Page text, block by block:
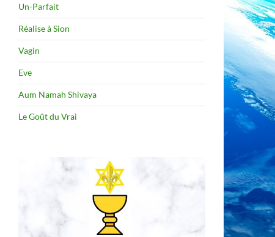
Un-Parfait
Réalise à Sion
Vagin
Eve
Aum Namah Shivaya
Le Goût du Vrai